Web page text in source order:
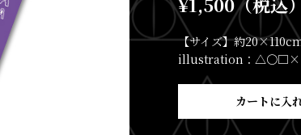
【サイズ】約
illustration：△〇□×
カートに入